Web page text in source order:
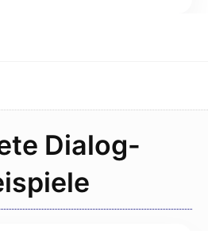
Dialog-